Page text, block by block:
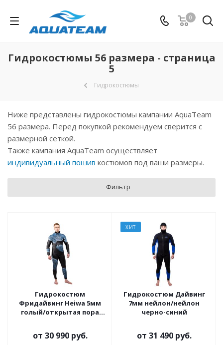
0
Гидрокостюмы 56 размера - страница
5
Гидрокостюмы
Ниже представлены гидрокостюмы кампании AquaTeam
56 размера. Перед покупкой рекомендуем сверится с
размерной сеткой.
Также кампания AquaTeam осуществляет
индивидуальный пошив костюмов под ваши размеры.
Фильтр
Гидрокостюм
Фридайвинг Heiwa 5мм
голый/открытая пора
от 30 990 руб.
ХИТ
Гидрокостюм Дайвинг
7мм нейлон/нейлон
черно-синий
от 31 490 руб.